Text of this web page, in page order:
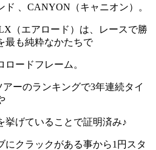
、CANYON（キャニオン）。
（エアロード）は、レースで勝
最も純粋なかたちで
ードフレーム。
ーのランキングで3年連続タイ
挙げていることで証明済み♪
にクラックがある事から1円スタ